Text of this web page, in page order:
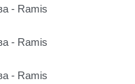
- Ramis
- Ramis
- Ramis